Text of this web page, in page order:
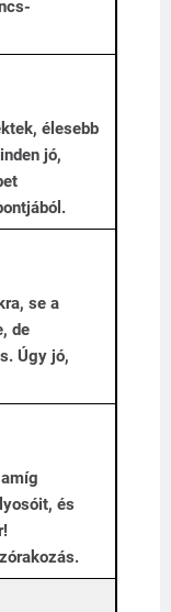
élesebb
jó,
se a
de
Úgy jó,
és